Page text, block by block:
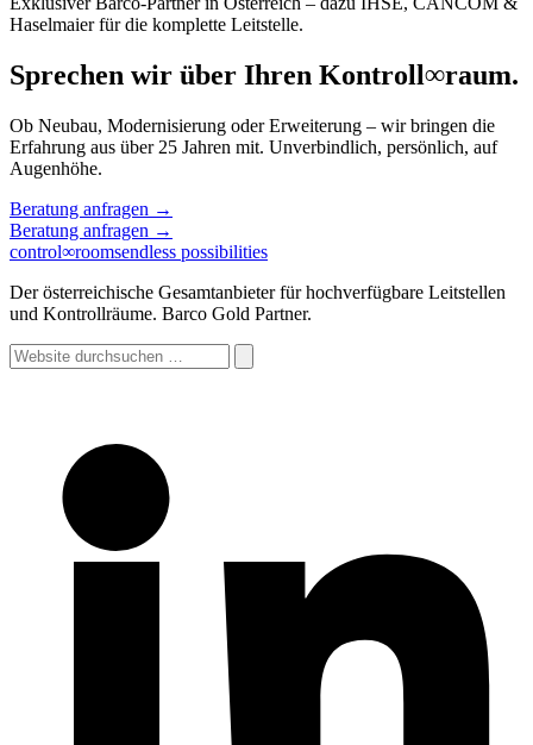
Haselmaier für die komplette Leitstelle.
Sprechen wir über Ihren Kontroll∞raum.
Ob Neubau, Modernisierung oder Erweiterung – wir bringen die
Erfahrung aus über 25 Jahren mit. Unverbindlich, persönlich, auf
Augenhöhe.
Beratung anfragen →
Beratung anfragen →
control∞roomsendless possibilities
Der österreichische Gesamtanbieter für hochverfügbare Leitstellen
und Kontrollräume. Barco Gold Partner.
Website
durchsuchen